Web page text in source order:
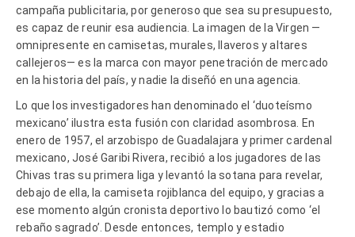
campaña publicitaria, por generoso que sea su presupuesto,
es capaz de reunir esa audiencia. La imagen de la Virgen —
omnipresente en camisetas, murales, llaveros y altares
callejeros— es la marca con mayor penetración de mercado
en la historia del país, y nadie la diseñó en una agencia.
Lo que los investigadores han denominado el ‘duoteísmo
mexicano’ ilustra esta fusión con claridad asombrosa. En
enero de 1957, el arzobispo de Guadalajara y primer cardenal
mexicano, José Garibi Rivera, recibió a los jugadores de las
Chivas tras su primera liga y levantó la sotana para revelar,
debajo de ella, la camiseta rojiblanca del equipo, y gracias a
ese momento algún cronista deportivo lo bautizó como ‘el
rebaño sagrado’. Desde entonces, templo y estadio